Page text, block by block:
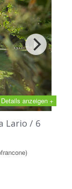
Details anzeigen +
Lario / 6